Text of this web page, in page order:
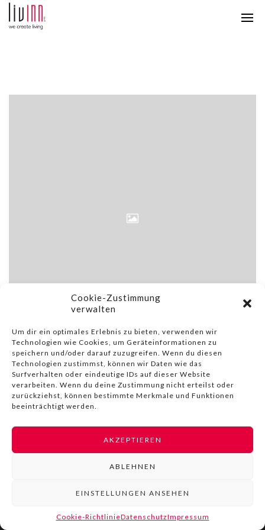
Cookie-Zustimmung
verwalten
Um dir ein optimales Erlebnis zu bieten, verwenden wir
Technologien wie Cookies, um Geräteinformationen zu
speichern und/oder darauf zuzugreifen. Wenn du diesen
Technologien zustimmst, können wir Daten wie das
Surfverhalten oder eindeutige IDs auf dieser Website
verarbeiten. Wenn du deine Zustimmung nicht erteilst oder
zurückziehst, können bestimmte Merkmale und Funktionen
beeinträchtigt werden.
AKZEPTIEREN
ABLEHNEN
EINSTELLUNGEN ANSEHEN
Cookie-RichtlinieDatenschutzImpressum
© COPYRIGHT BY LIVINN |IMPRESSUM